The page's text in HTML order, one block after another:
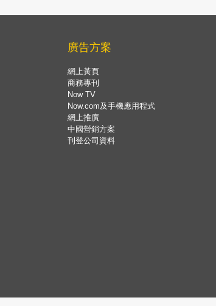
廣告方案
網上黃頁
商務專刊
Now TV
Now.com及手機應用程式
網上推廣
中國營銷方案
刊登公司資料